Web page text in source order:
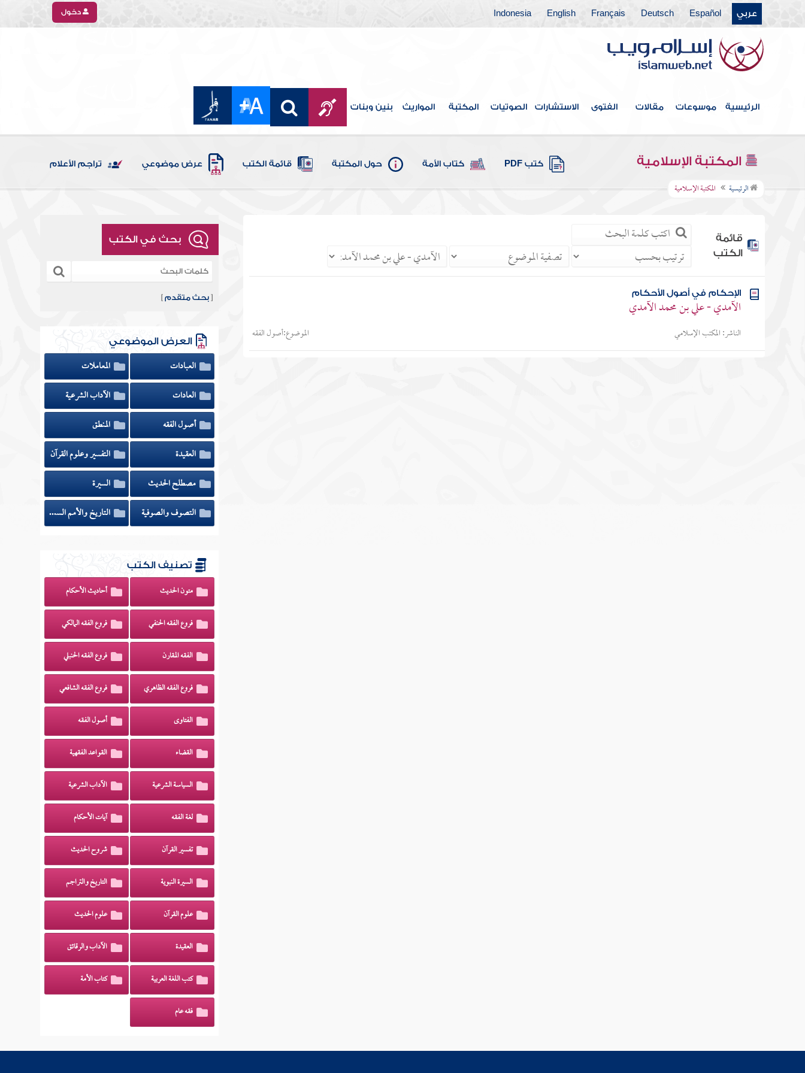
عربي Español
Deutsch
Français
English
Indonesia دخول
الرئيسية موسوعات مقالات الفتوى الاستشارات الصوتيات المكتبة المواريث بنين وبنات
المكتبة الإسلامية كتب PDF كتاب الأمة حول المكتبة قائمة الكتب عرض موضوعي تراجم الأعلام
الرئيسية المكتبة الإسلامية
قائمة
الكتب
الإحكام في أصول الأحكام
الآمدي - علي بن محمد الآمدي
الموضوع:أصول الفقه الناشر:المكتب الإسلامي
بحث في الكتب
[بحث متقدم ]
العرض الموضوعي
العبادات
المعاملات
العادات
الآداب الشرعية
أصول الفقه
المنطق
العقيدة
التفسير وعلوم القرآن
مصطلح الحديث
السيرة
التصوف والصوفية
التاريخ والأمم السابقة
تصنيف الكتب
متون الحديث أحاديث الأحكام
فروع الفقه الحنفي فروع الفقه المالكي
الفقه المقارن فروع الفقه الحنبلي
فروع الفقه الظاهري فروع الفقه الشافعي
الفتاوى أصول الفقه
القضاء القواعد الفقهية
السياسة الشرعية الآداب الشرعية
لغة الفقه آيات الأحكام
تفسير القرآن شروح الحديث
السيرة النبوية التاريخ والتراجم
علوم القرآن علوم الحديث
العقيدة الآداب والرقائق
كتب اللغة العربية كتاب الأمة
فقه عام